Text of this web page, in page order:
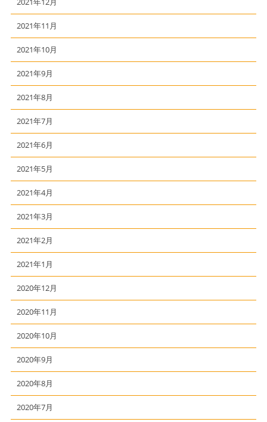
2021年11月
2021年10月
2021年9月
2021年8月
2021年7月
2021年6月
2021年5月
2021年4月
2021年3月
2021年2月
2021年1月
2020年12月
2020年11月
2020年10月
2020年9月
2020年8月
2020年7月